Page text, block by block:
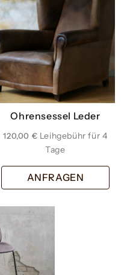
Ohrensessel Leder
120,00 €
ANFRAGEN